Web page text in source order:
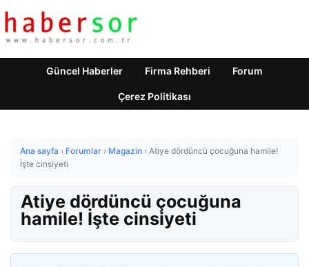
Güncel Haberler Firma Rehberi Forum
Çerez Politikası
Ana sayfa › Forumlar › Magazin › Atiye dördüncü çocuğuna hamile!
İşte cinsiyeti
Atiye dördüncü çocuğuna
hamile! İşte cinsiyeti